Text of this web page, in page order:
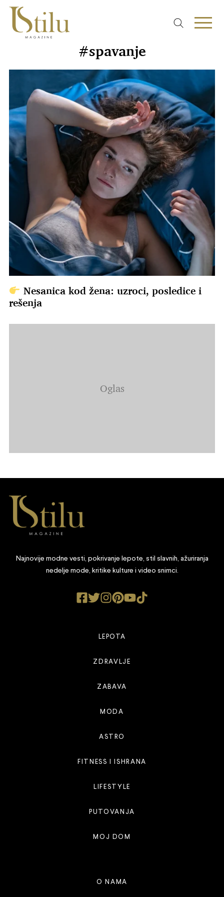
#spavanje
Nesanica kod žena: uzroci, posledice i
rešenja
Najnovije modne vesti, pokrivanje lepote, stil slavnih, ažuriranja
nedelje mode, kritike kulture i video snimci.
LEPOTA
ZDRAVLJE
ZABAVA
MODA
ASTRO
FITNESS I ISHRANA
LIFESTYLE
PUTOVANJA
MOJ DOM
O NAMA